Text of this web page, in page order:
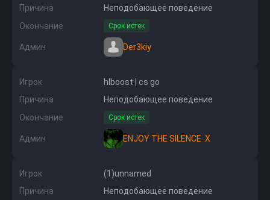
Причина
Неподобающее поведение
Окончание
Срок истек
Админ Der3kiy
Игрок
hlboost | cs go
Причина
Неподобающее поведение
Окончание
Срок истек
Админ ENJOY THE SILENCE :X
Игрок
(1)unnamed
Причина
Неподобающее поведение